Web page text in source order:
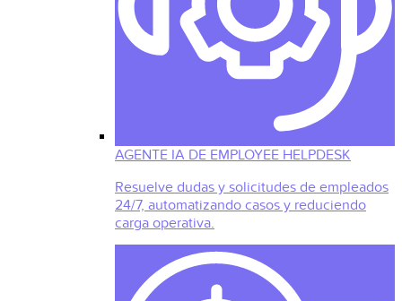
AGENTE IA DE EMPLOYEE HELPDESK
Resuelve dudas y solicitudes de empleados
24/7, automatizando casos y reduciendo
carga operativa.